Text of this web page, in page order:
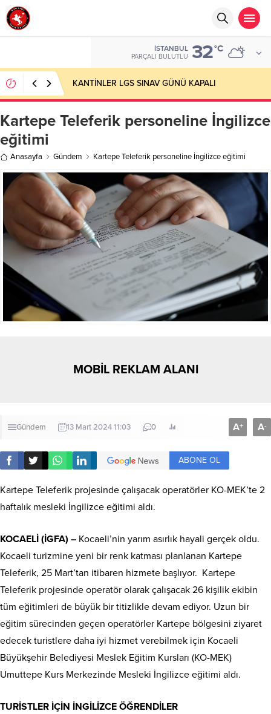
İSTANBUL
PARÇALI BULUTLU 32°C
KANTİNLER LGS SINAV GÜNÜ KAPALI
Kartepe Teleferik personeline İngilizce
eğitimi
Anasayfa Gündem Kartepe Teleferik personeline İngilizce eğitimi
MOBİL REKLAM ALANI
Gündem 13 Mart 2024 11:03 0 A+ A-
ABONE OL
Kartepe Teleferik projesinde çalışacak operatörler KO-MEK’te 2
haftalık mesleki İngilizce eğitimi aldı.
KOCAELİ (İGFA) – Kocaeli’nin yarım asırlık hayali gerçek oldu.
Kocaeli turizmine yeni bir renk katması planlanan Kartepe
Teleferik, 25 Mart’tan itibaren hizmete başlıyor. Kartepe
Teleferik projesinde operatör olarak çalışacak 26 kişilik ekibin
tüm eğitimleri de büyük bir titizlikle devam ediyor. Uzun bir
eğitim sürecinden geçen operatörler Kartepe bölgesini ziyaret
edecek turistlere daha iyi hizmet verebilmek için Kocaeli
Büyükşehir Belediyesi Meslek Eğitim Kursları (KO-MEK)
Umuttepe Kurs Merkezinde Mesleki İngilizce eğitimi aldı.
TURİSTLER İÇİN İNGİLİZCE ÖĞRENDİLER